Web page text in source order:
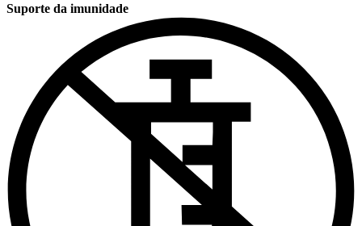
Suporte da imunidade